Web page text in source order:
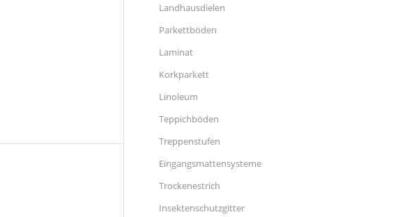
Landhausdielen
Parkettböden
Laminat
Korkparkett
Linoleum
Teppichböden
Treppenstufen
Eingangsmattensysteme
Trockenestrich
Insektenschutzgitter